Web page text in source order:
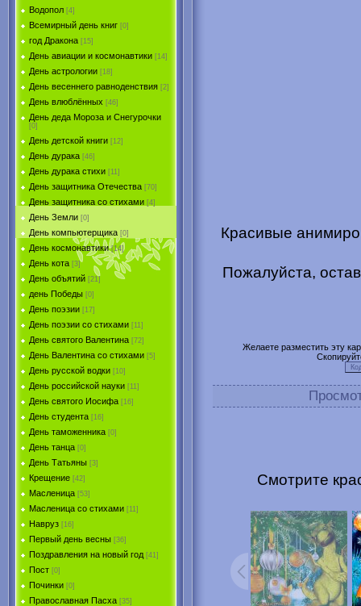
Водопол [4]
Всемирный день книг [0]
год Дракона [15]
День авиации и космонавтики [14]
День астрологии [18]
День весеннего равноденствия [2]
День влюблённых [46]
День деда Мороза и Снегурочки
[0]
День детской книги [12]
День дурака [46]
День дурака стихи [11]
День защитника Отечества [70]
День защитника со стихами [4]
День Земли [0]
День компьютерщика [0]
День космонавтики [14]
День кота [3]
День объятий [21]
день Победы [0]
День поэзии [17]
День поэзии со стихами [11]
День святого Валентина [72]
День Валентина со стихами [5]
День русской водки [10]
День российской науки [11]
День святого Иосифа [16]
День студента [16]
День таможенника [0]
День танца [0]
День Татьяны [3]
Крещение [42]
Масленица [53]
Масленица со стихами [11]
Навруз [16]
Первый день весны [36]
Поздравления на новый год [41]
Пост [0]
Починки [0]
Православная Пасха [35]
Красивые
Пожалуйста,
Желаете разместить эту
Смотрите